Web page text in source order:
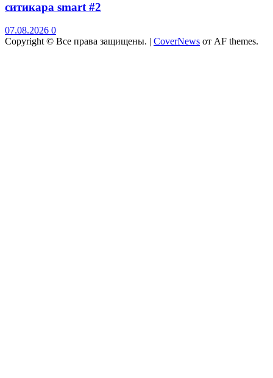
ситикара smart #2
07.08.2026 0
Copyright © Все права защищены. | CoverNews от AF themes.